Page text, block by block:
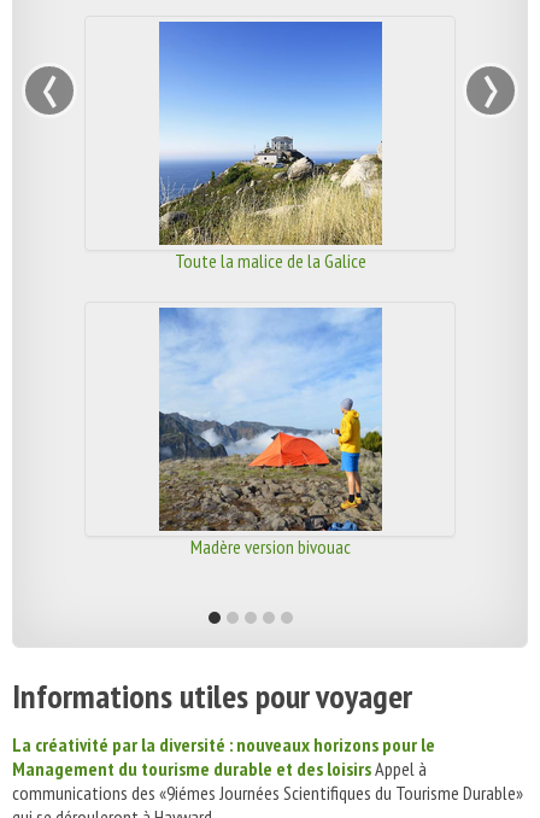
Toute la malice de la Galice
Madère version bivouac
‹ ›
Informations utiles pour voyager
La créativité par la diversité : nouveaux horizons pour le
Management du tourisme durable et des loisirsAppel à
communications des «9iémes Journées Scientifiques du Tourisme Durable»